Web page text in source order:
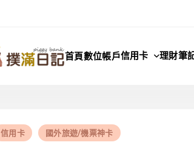
首頁數位帳戶信用卡 理財筆
信用卡 國外旅遊/機票神卡